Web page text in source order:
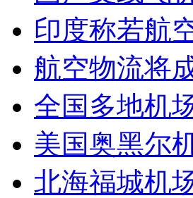
印度称若航
航空物流将
全国多地机
美国奥黑尔
北海福城机